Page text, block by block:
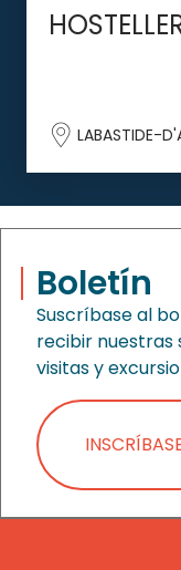
LABASTIDE-
Boletín
Suscríbase al
recibir nuestras
visitas y